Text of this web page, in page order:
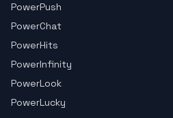
PowerPush
PowerChat
PowerHits
PowerInfinity
PowerLook
PowerLucky